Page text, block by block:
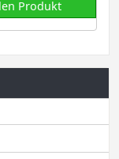
Produkt